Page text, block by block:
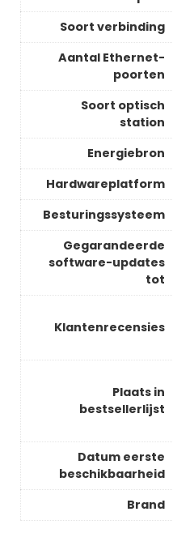
Soort verbinding
Aantal Ethernet-
poorten
Soort optisch
station
Energiebron
Hardwareplatform
Besturingssysteem
Gegarandeerde
software-updates
tot
Klantenrecensies
Plaats in
bestsellerlijst
Datum eerste
beschikbaarheid
Brand